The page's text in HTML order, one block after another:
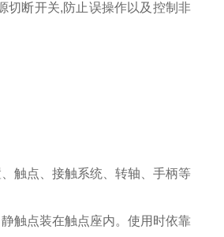
切断开关,防止误操作以及控制非
触点、接触系统、转轴、手柄等
触点装在触点座内。使用时依靠